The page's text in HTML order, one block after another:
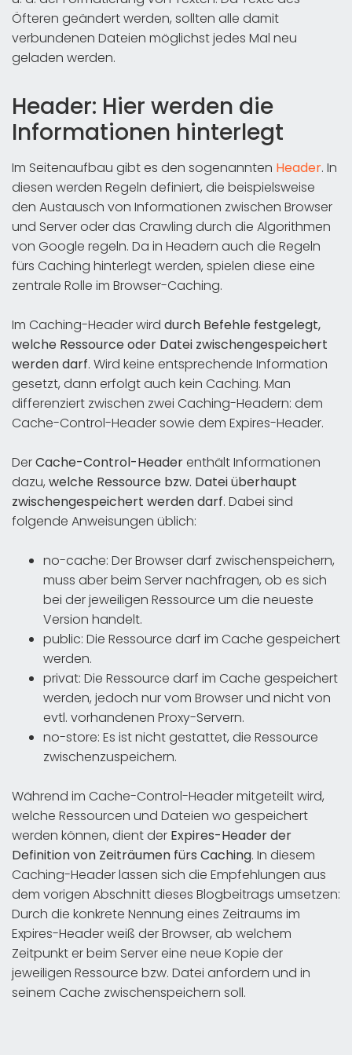
Öfteren geändert werden, sollten alle damit
verbundenen Dateien möglichst jedes Mal neu
geladen werden.
Header: Hier werden die
Informationen hinterlegt
Im Seitenaufbau gibt es den sogenannten Header. In
diesen werden Regeln definiert, die beispielsweise
den Austausch von Informationen zwischen Browser
und Server oder das Crawling durch die Algorithmen
von Google regeln. Da in Headern auch die Regeln
fürs Caching hinterlegt werden, spielen diese eine
zentrale Rolle im Browser-Caching.
Im Caching-Header wird durch Befehle festgelegt,
welche Ressource oder Datei zwischengespeichert
werden darf. Wird keine entsprechende Information
gesetzt, dann erfolgt auch kein Caching. Man
differenziert zwischen zwei Caching-Headern: dem
Cache-Control-Header sowie dem Expires-Header.
DerCache-Control-Headerenthält Informationen
dazu, welche Ressource bzw. Datei überhaupt
zwischengespeichert werden darf. Dabei sind
folgende Anweisungen üblich:
no-cache: Der Browser darf zwischenspeichern,
muss aber beim Server nachfragen, ob es sich
bei der jeweiligen Ressource um die neueste
Version handelt.
public: Die Ressource darf im Cache gespeichert
werden.
privat: Die Ressource darf im Cache gespeichert
werden, jedoch nur vom Browser und nicht von
evtl. vorhandenen Proxy-Servern.
no-store: Es ist nicht gestattet, die Ressource
zwischenzuspeichern.
Während im Cache-Control-Header mitgeteilt wird,
welche Ressourcen und Dateien wo gespeichert
werden können, dient der Expires-Header der
Definition von Zeiträumen fürs Caching. In diesem
Caching-Header lassen sich die Empfehlungen aus
dem vorigen Abschnitt dieses Blogbeitrags umsetzen:
Durch die konkrete Nennung eines Zeitraums im
Expires-Header weiß der Browser, ab welchem
Zeitpunkt er beim Server eine neue Kopie der
jeweiligen Ressource bzw. Datei anfordern und in
seinem Cache zwischenspeichern soll.